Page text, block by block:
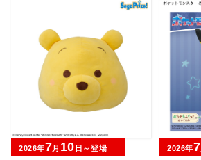
2026年7月 10 日～登場 2026年7